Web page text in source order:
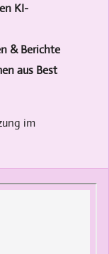
KI-
& Berichte
aus Best
im